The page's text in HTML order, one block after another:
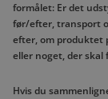
formålet: Er det
før/efter, transport
efter, om produktet
eller noget, der skal
Hvis du